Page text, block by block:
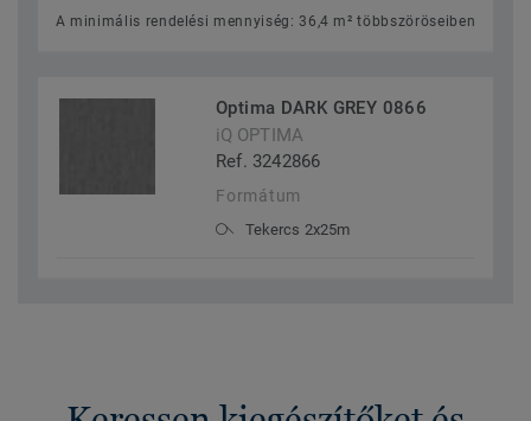
A minimális rendelési mennyiség: 36,4 m² többszöröseiben
Optima DARK GREY 0866
iQ OPTIMA
Ref. 3242866
Formátum
Tekercs 2x25m